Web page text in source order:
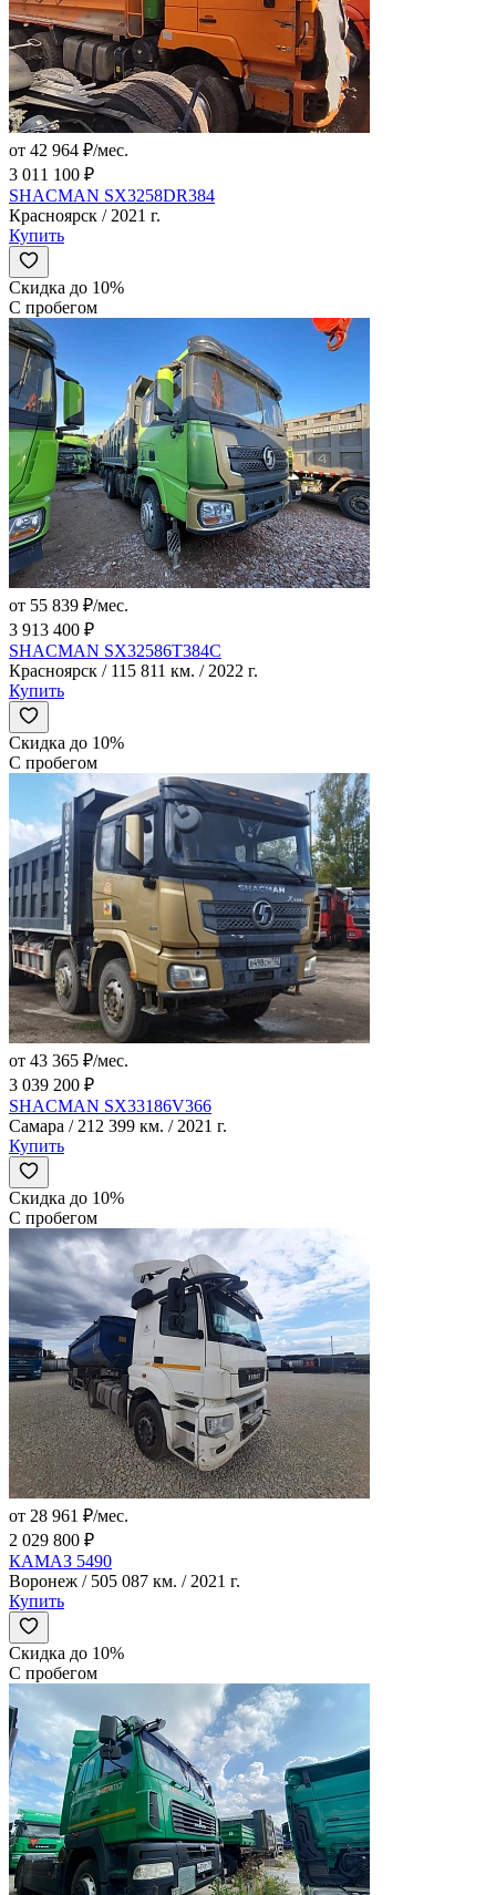
от 42 964 ₽/мес.
3 011 100 ₽
SHACMAN SX3258DR384
Красноярск / 2021 г.
Купить
Скидка до 10%
С пробегом
от 55 839 ₽/мес.
3 913 400 ₽
SHACMAN SX32586T384C
Красноярск / 115 811 км. / 2022 г.
Купить
Скидка до 10%
С пробегом
от 43 365 ₽/мес.
3 039 200 ₽
SHACMAN SX33186V366
Самара / 212 399 км. / 2021 г.
Купить
Скидка до 10%
С пробегом
от 28 961 ₽/мес.
2 029 800 ₽
КАМАЗ 5490
Воронеж / 505 087 км. / 2021 г.
Купить
Скидка до 10%
С пробегом